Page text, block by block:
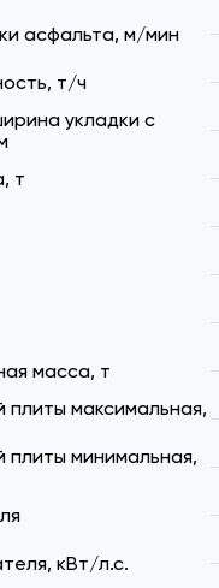
асфальта, м/мин
т/ч
укладки с
т
масса, т
максимальная,
минимальная,
кВт/л.с.